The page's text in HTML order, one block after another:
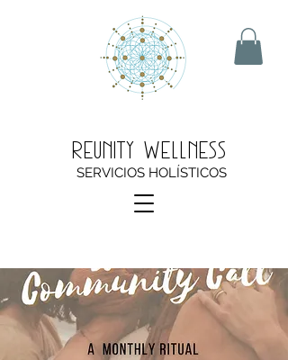
Reunity Wellness
SERVICIOS HOLÍSTICOS